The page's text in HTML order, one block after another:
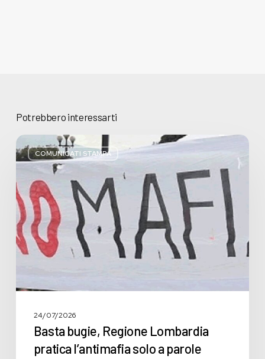
Potrebbero interessarti
COMUNICATI STAMPA
Basta
bugie,
Regione
Lombardia
pratica
l’antimafia
solo
a
parole
24/07/2026
Basta bugie, Regione Lombardia
pratica l’antimafia solo a parole